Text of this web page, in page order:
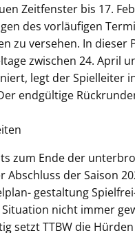
Zeitfenster bis 17.
des vorläufigen
zu versehen. In dieser
zwischen 24. April
legt der Spielleiter
endgültige
zum Ende der
Abschluss der Saison
gestaltung
nicht immer
setzt TTBW die